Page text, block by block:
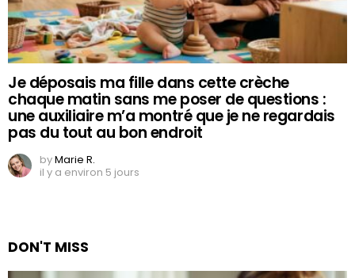
Je déposais ma fille dans cette crèche
chaque matin sans me poser de questions :
une auxiliaire m’a montré que je ne regardais
pas du tout au bon endroit
byMarie R.
il y a environ 5 jours
DON'T MISS